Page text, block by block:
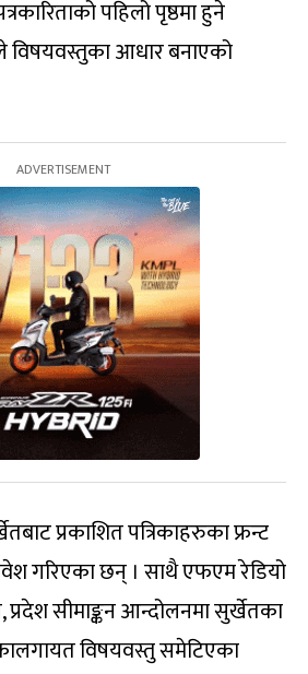
पहिलो पृष्ठमा हुने
आधार बनाएको
प्रकाशित पत्रिकाहरुका फ्रन्ट
गरिएका छन् । साथै एफएम रेडियो
सीमाङ्कन आन्दोलनमा सुर्खेतका
विषयवस्तु समेटिएका